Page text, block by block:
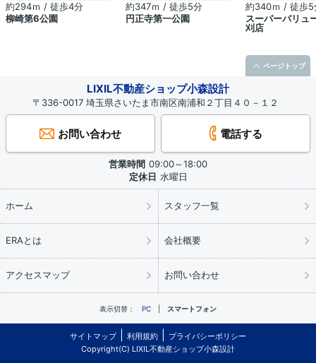
約294ｍ / 徒歩4分
柳崎第6公園
約347ｍ / 徒歩5分
円正寺第一公園
約340ｍ / 徒歩5
スーパーバリュ
刈店
LIXIL不動産ショップ小森設計
〒336-0017 埼玉県さいたま市南区南浦和２丁目４０－１２
お問い合わせ 電話する
営業時間 09:00～18:00
定休日 水曜日
ホーム スタッフ一覧
ERAとは 会社概要
アクセスマップ お問い合わせ
表示切替： PC スマートフォン
サイトマップ 利用規約
プライバシーポリシー
Copyright(C) LIXIL不動産ショップ小森設計
ページトップ